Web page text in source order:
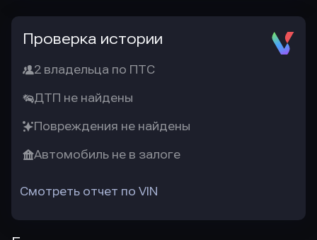
Проверка истории
2 владельца по ПТС
ДТП не найдены
Повреждения не найдены
Автомобиль не в залоге
Смотреть отчет по VIN